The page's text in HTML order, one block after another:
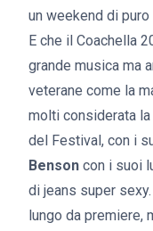
un weekend di puro
E che il Coachella
grande musica ma
veterane come la
molti considerata
del Festival, con i
Benson con i suoi
di jeans super
lungo da premiere,